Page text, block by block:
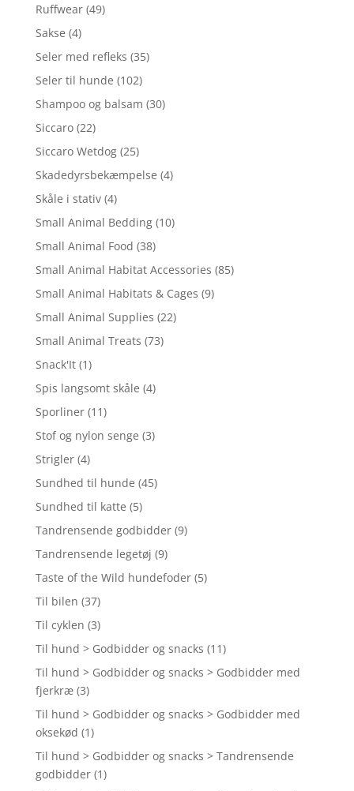
Ruffwear (49)
Sakse (4)
Seler med refleks (35)
Seler til hunde (102)
Shampoo og balsam (30)
Siccaro (22)
Siccaro Wetdog (25)
Skadedyrsbekæmpelse (4)
Skåle i stativ (4)
Small Animal Bedding (10)
Small Animal Food (38)
Small Animal Habitat Accessories (85)
Small Animal Habitats & Cages (9)
Small Animal Supplies (22)
Small Animal Treats (73)
Snack'It (1)
Spis langsomt skåle (4)
Sporliner (11)
Stof og nylon senge (3)
Strigler (4)
Sundhed til hunde (45)
Sundhed til katte (5)
Tandrensende godbidder (9)
Tandrensende legetøj (9)
Taste of the Wild hundefoder (5)
Til bilen (37)
Til cyklen (3)
Til hund > Godbidder og snacks (11)
Til hund > Godbidder og snacks > Godbidder med
fjerkræ (3)
Til hund > Godbidder og snacks > Godbidder med
oksekød (1)
Til hund > Godbidder og snacks > Tandrensende
godbidder (1)